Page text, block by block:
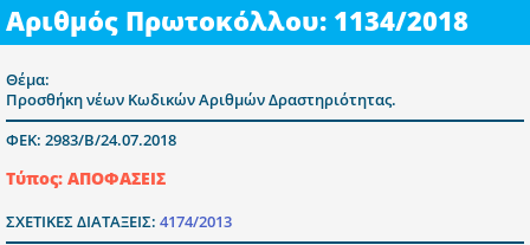
Αριθμός Πρωτοκόλλου: 1134/2018
Θέμα:
Προσθήκη νέων Κωδικών Αριθμών Δραστηριότητας.
ΦΕΚ: 2983/Β/24.07.2018
Τύπος: ΑΠΟΦΑΣΕΙΣ
ΣΧΕΤΙΚΕΣ ΔΙΑΤΑΞΕΙΣ: 4174/2013